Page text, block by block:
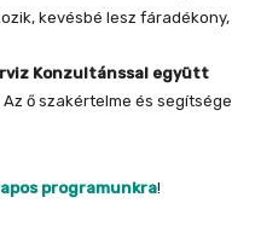
kevésbé lesz fáradékony,
Konzultánssal együtt
ő szakértelme és segítsége
programunkra!